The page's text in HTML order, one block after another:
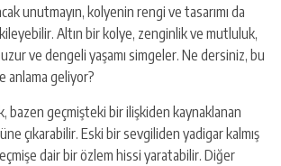
unutmayın, kolyenin rengi ve tasarımı da
Altın bir kolye, zenginlik ve mutluluk,
ve dengeli yaşamı simgeler. Ne dersiniz, bu
anlama geliyor?
bazen geçmişteki bir ilişkiden kaynaklanan
çıkarabilir. Eski bir sevgiliden yadigar kalmış
dair bir özlem hissi yaratabilir. Diğer